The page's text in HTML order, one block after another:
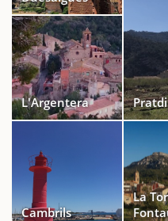
L'Argentera
Cambrils
La